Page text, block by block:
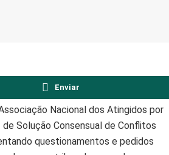
Enviar
Nacional dos Atingidos por
Solução Consensual de Conflitos
questionamentos e pedidos